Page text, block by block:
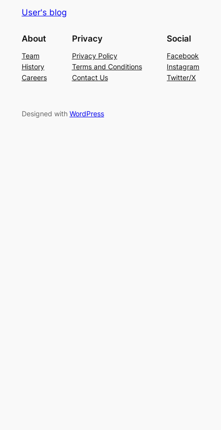
User's blog
About
Team
History
Careers
Privacy
Privacy Policy
Terms and Conditions
Contact Us
Social
Facebook
Instagram
Twitter/X
Designed with WordPress